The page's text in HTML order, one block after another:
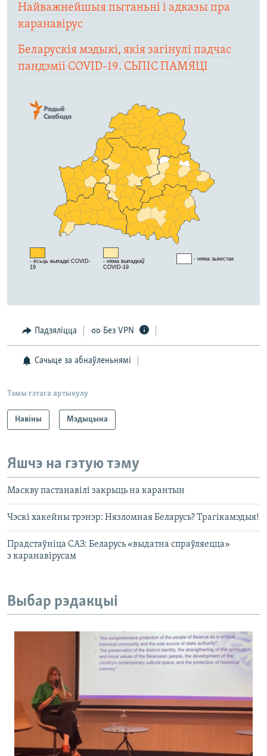
Найважнейшыя пытаньні і адказы пра
каранавірус
Беларускія мэдыкі, якія загінулі падчас
пандэміі COVID-19. СЬПІС ПАМЯЦІ
Падзяліцца Без VPN
Сачыце за абнаўленьнямі
Тэмы гэтага артыкулу
Навіны Мэдыцына
Яшчэ на гэтую тэму
Маскву пастанавілі закрыць на карантын
Чэскі хакейны трэнэр: Нязломная Беларусь? Трагікамэдыя!
Прадстаўніца САЗ: Беларусь «выдатна спраўляецца»
з каранавірусам
Выбар рэдакцыі